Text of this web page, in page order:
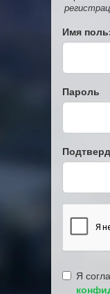
Имя
Пароль
Я